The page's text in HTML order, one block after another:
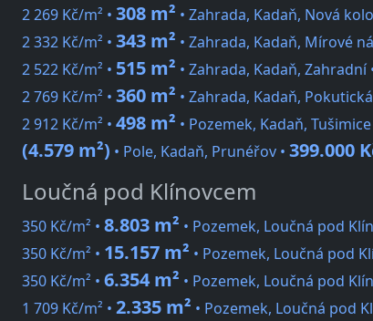
2 269 Kč/m² • 308 m² • Zahrada, Kadaň, Nová
2 332 Kč/m² • 343 m² • Zahrada, Kadaň, Mírové
2 522 Kč/m² • 515 m² • Zahrada, Kadaň, Zahradní
2 769 Kč/m² • 360 m² • Zahrada, Kadaň, Pokutická
2 912 Kč/m² • 498 m² • Pozemek, Kadaň, Tušimice
(4.579 m²) • Pole, Kadaň, Prunéřov • 399.000
Loučná pod Klínovcem
350 Kč/m² • 8.803 m² • Pozemek, Loučná pod
350 Kč/m² • 15.157 m² • Pozemek, Loučná pod
350 Kč/m² • 6.354 m² • Pozemek, Loučná pod
1 709 Kč/m² • 2.335 m² • Pozemek, Loučná pod